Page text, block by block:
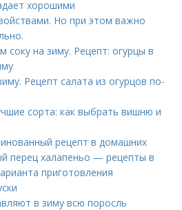
хорошими
Но при этом важно
соку на зиму. Рецепт: огурцы в
Рецепт салата из огурцов по-
сорта: как выбрать вишню и
рецепт в домашних
перец халапеньо — рецепты в
приготовления
в зиму всю поросль